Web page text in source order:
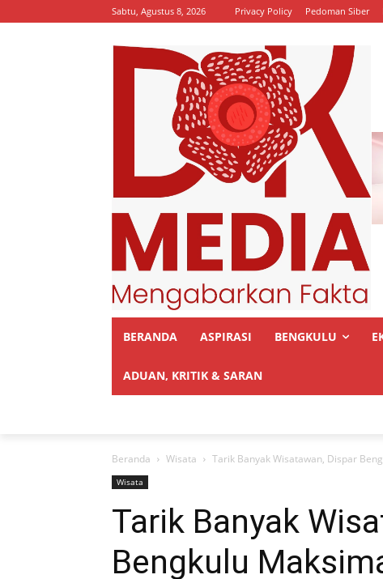
Sabtu, Agustus 8, 2026 Privacy Policy Pedoman Siber
BERANDA ASPIRASI BENGKULU
ADUAN, KRITIK & SARAN
Beranda Wisata Tarik Banyak Wisatawan, Dispar
Wisata
Tarik Banyak
Bengkulu